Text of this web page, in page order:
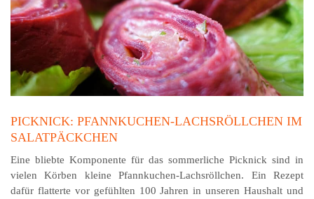
PICKNICK: PFANNKUCHEN-LACHSRÖLLCHEN IM
SALATPÄCKCHEN
Eine bliebte Komponente für das sommerliche Picknick sind in
vielen Körben kleine Pfannkuchen-Lachsröllchen. Ein Rezept
dafür flatterte vor gefühlten 100 Jahren in unseren Haushalt und